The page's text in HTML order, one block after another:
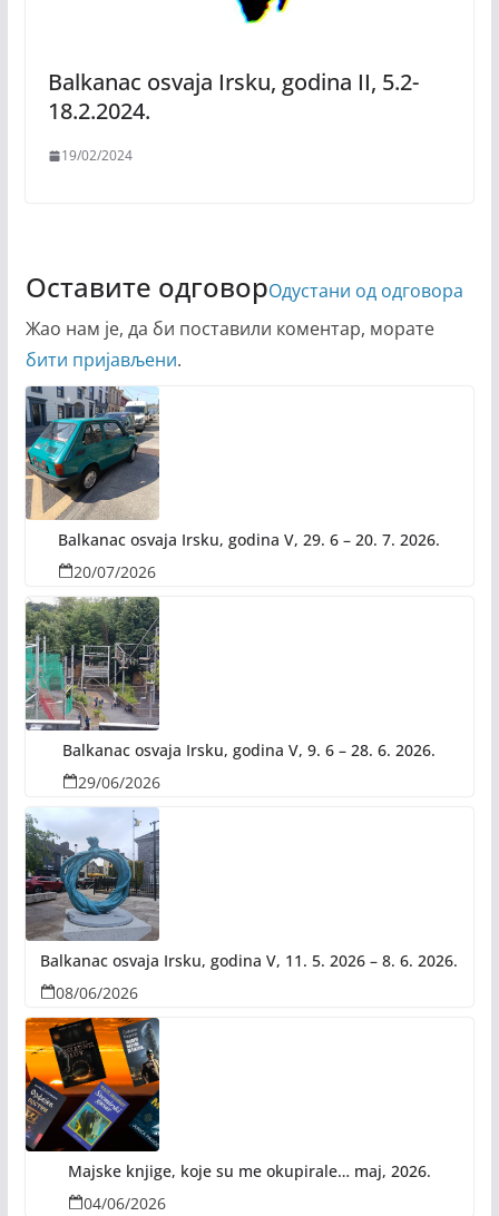
Balkanac osvaja Irsku, godina II, 5.2-
18.2.2024.
19/02/2024
Оставите одговорОдустани од одговора
Жао нам је, да би поставили коментар, морате
бити пријављени.
Balkanac osvaja Irsku, godina V, 29. 6 – 20. 7. 2026.
20/07/2026
Balkanac osvaja Irsku, godina V, 9. 6 – 28. 6. 2026.
29/06/2026
Balkanac osvaja Irsku, godina V, 11. 5. 2026 – 8. 6. 2026.
08/06/2026
Majske knjige, koje su me okupirale… maj, 2026.
04/06/2026